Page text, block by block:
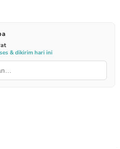
& dikirim hari ini